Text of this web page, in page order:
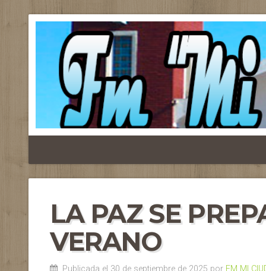
LA PAZ SE
VERANO
Publicada el 30 de septiembre de 2025 por FM MI